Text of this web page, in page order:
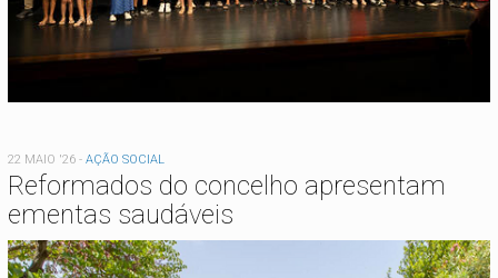
22 MAIO '26 - AÇÃO SOCIAL
Reformados do concelho apresentam
ementas saudáveis